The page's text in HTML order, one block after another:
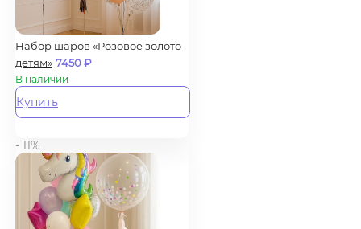
Набор шаров «Розовое золото
детям» 7450₽
В наличии
Купить
- 11%